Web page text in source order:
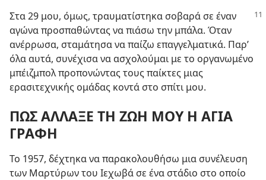
Στα 29 μου, όμως, τραυματίστηκα σοβαρά σε έναν
αγώνα προσπαθώντας να πιάσω την μπάλα. Όταν
ανέρρωσα, σταμάτησα να παίζω επαγγελματικά. Παρ’
όλα αυτά, συνέχισα να ασχολούμαι με το οργανωμένο
μπέιζμπολ προπονώντας τους παίκτες μιας
ερασιτεχνικής ομάδας κοντά στο σπίτι μου.
ΠΩΣ ΑΛΛΑΞΕ ΤΗ ΖΩΗ ΜΟΥ Η ΑΓΙΑ
ΓΡΑΦΗ
Το 1957, δέχτηκα να παρακολουθήσω μια συνέλευση
των Μαρτύρων του Ιεχωβά σε ένα στάδιο στο οποίο